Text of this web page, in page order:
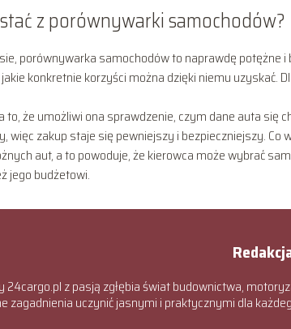
z porównywarki samochodów?
porównywarka samochodów to naprawdę potężne
konkretnie korzyści można dzięki niemu uzyskać.
że umożliwi ona sprawdzenie, czym dane auta się
więc zakup staje się pewniejszy i bezpieczniejszy. Co
aut, a to powoduje, że kierowca może wybrać
jego budżetowi.
24cargo.pl z pasją zgłębia świat budownictwa,
zagadnienia uczynić jasnymi i praktycznymi dla